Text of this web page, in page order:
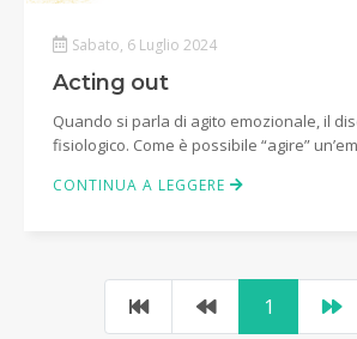
Sabato, 6 Luglio 2024
Acting out
Quando si parla di agito emozionale, il
fisiologico. Come è possibile “agire”
CONTINUA A LEGGERE
1